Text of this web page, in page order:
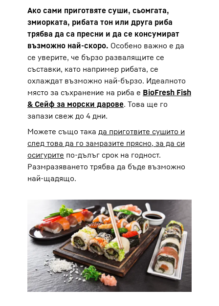
Ако сами приготвяте суши, сьомгата,
змиорката, рибата тон или друга риба
трябва да са пресни и да се консумират
възможно най-скоро. Особено важно е да
се уверите, че бързо развалящите се
съставки, като например рибата, се
охлаждат възможно най-бързо. Идеалното
място за съхранение на риба е BioFresh Fish
& Сейф за морски дарове. Това ще го
запази свеж до 4 дни.
Можете също така да приготвите сушито и
след това да го замразите прясно, за да си
осигурите по-дълъг срок на годност.
Размразяването трябва да бъде възможно
най-щадящо.